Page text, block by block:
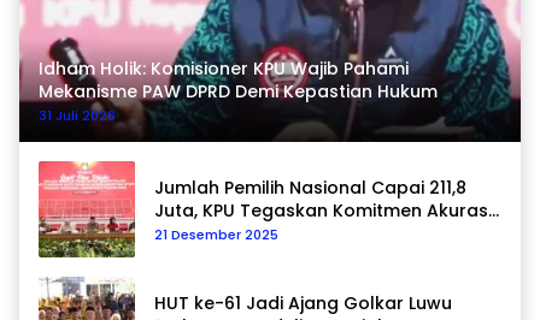
Idham Holik: Komisioner KPU Wajib Pahami
Mekanisme PAW DPRD Demi Kepastian Hukum
31 Juli 2026
Jumlah Pemilih Nasional Capai 211,8
Juta, KPU Tegaskan Komitmen Akurasi
Data Berkelanjutan
21 Desember 2025
HUT ke-61 Jadi Ajang Golkar Luwu